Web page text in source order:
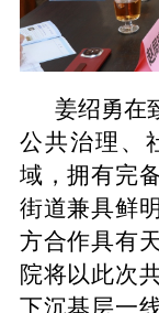
姜绍勇在
公共治理、
域，拥有完
街道兼具鲜
方合作具有
院将以此次
下沉基层一